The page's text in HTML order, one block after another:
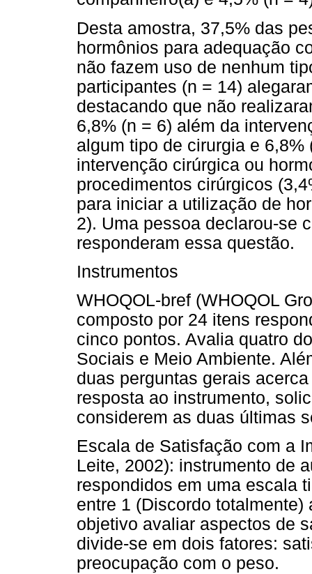
Desta amostra, 37,5% das
hormônios para adequação
não fazem uso de nenhum
participantes (n = 14)
destacando que não
6,8% (n = 6) além da
algum tipo de cirurgia e
intervenção cirúrgica ou
procedimentos cirúrgicos
para iniciar a utilização de
2). Uma pessoa declarou-se
responderam essa questão.
Instrumentos
WHOQOL-bref (WHOQOL
composto por 24 itens
cinco pontos. Avalia quatro
Sociais e Meio Ambiente.
duas perguntas gerais
resposta ao instrumento,
considerem as duas últimas
Escala de Satisfação com a
Leite, 2002): instrumento de
respondidos em uma escala
entre 1 (Discordo totalmente)
objetivo avaliar aspectos de
divide-se em dois fatores:
preocupação com o peso.